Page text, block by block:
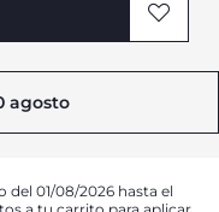
agosto
del 01/08/2026 hasta el